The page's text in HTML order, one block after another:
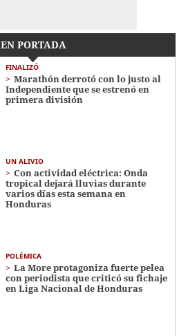
EN PORTADA
FINALIZÓ
Marathón derrotó con lo justo al
Independiente que se estrenó en
primera división
UN ALIVIO
Con actividad eléctrica: Onda
tropical dejará lluvias durante
varios días esta semana en
Honduras
POLÉMICA
La More protagoniza fuerte pelea
con periodista que criticó su fichaje
en Liga Nacional de Honduras